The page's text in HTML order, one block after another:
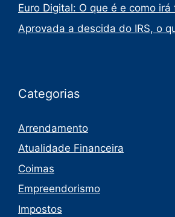
Euro Digital: O que é e como irá
Aprovada a descida do IRS, o
Categorias
Arrendamento
Atualidade Financeira
Coimas
Empreendorismo
Impostos